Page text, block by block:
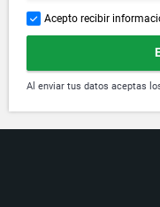
Acepto recibir
Al enviar tus datos aceptas